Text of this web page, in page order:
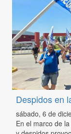
Despidos en
sábado, 6 de
En el marco de